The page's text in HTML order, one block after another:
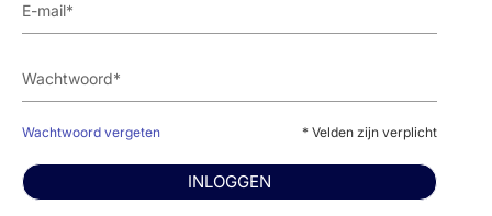
Wachtwoord vergeten * Velden zijn verplicht
INLOGGEN
Een toename van ≥25% in UACR na 1 en 8
maanden kwam vaker voor in de
51% van de patiënten), vergeleken met de
enalapril groep (respectievelijk 39% en 39%; P =
0.004 en P <0.001).